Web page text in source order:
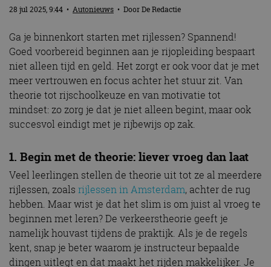
28 jul 2025, 9:44 • Autonieuws • DoorDe Redactie
Ga je binnenkort starten met rijlessen? Spannend!
Goed voorbereid beginnen aan je rijopleiding bespaart
niet alleen tijd en geld. Het zorgt er ook voor dat je met
meer vertrouwen en focus achter het stuur zit. Van
theorie tot rijschoolkeuze en van motivatie tot
mindset: zo zorg je dat je niet alleen begint, maar ook
succesvol eindigt met je rijbewijs op zak.
1. Begin met de theorie: liever vroeg dan laat
Veel leerlingen stellen de theorie uit tot ze al meerdere
rijlessen, zoals rijlessen in Amsterdam, achter de rug
hebben. Maar wist je dat het slim is om juist al vroeg te
beginnen met leren? De verkeerstheorie geeft je
namelijk houvast tijdens de praktijk. Als je de regels
kent, snap je beter waarom je instructeur bepaalde
dingen uitlegt en dat maakt het rijden makkelijker. Je